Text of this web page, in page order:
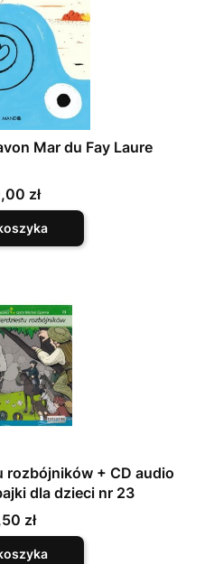
Mar du Fay Laure
zł
rozbójników + CD audio
dla dzieci nr 23
zł